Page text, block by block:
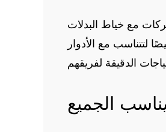
مع خياط البدلات
لتتناسب مع الأدوار
الجميع